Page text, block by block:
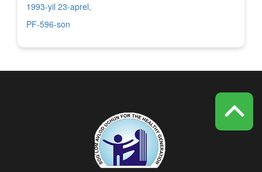
1993-yil 23-aprel,
PF-596-son